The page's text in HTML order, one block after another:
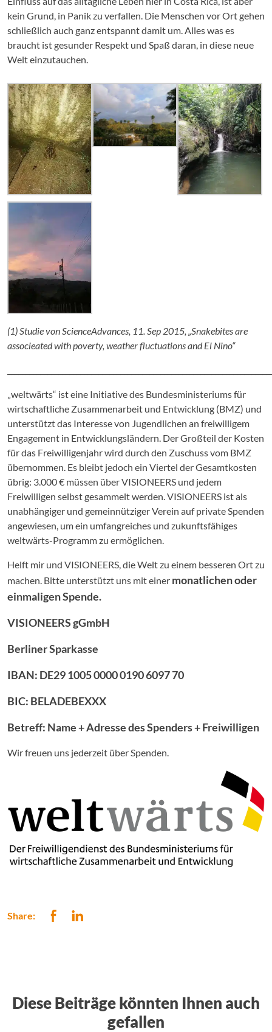
kein Grund, in Panik zu verfallen. Die Menschen vor Ort gehen
schließlich auch ganz entspannt damit um. Alles was es
braucht ist gesunder Respekt und Spaß daran, in diese neue
Welt einzutauchen.
(1) Studie von ScienceAdvances, 11. Sep 2015, „Snakebites are
associeated with poverty, weather fluctuations and El Nino“
„weltwärts“ ist eine Initiative des Bundesministeriums für
wirtschaftliche Zusammenarbeit und Entwicklung (BMZ) und
unterstützt das Interesse von Jugendlichen an freiwilligem
Engagement in Entwicklungsländern. Der Großteil der Kosten
für das Freiwilligenjahr wird durch den Zuschuss vom BMZ
übernommen. Es bleibt jedoch ein Viertel der Gesamtkosten
übrig: 3.000 € müssen über VISIONEERS und jedem
Freiwilligen selbst gesammelt werden. VISIONEERS ist als
unabhängiger und gemeinnütziger Verein auf private Spenden
angewiesen, um ein umfangreiches und zukunftsfähiges
weltwärts-Programm zu ermöglichen.
Helft mir und VISIONEERS, die Welt zu einem besseren Ort zu
machen. Bitte unterstützt uns mit einer monatlichen oder
einmaligen Spende.
VISIONEERS gGmbH
Berliner Sparkasse
IBAN: DE29 1005 0000 0190 6097 70
BIC: BELADEBEXXX
Betreff: Name + Adresse des Spenders + Freiwilligen
Wir freuen uns jederzeit über Spenden.
Share:
Diese Beiträge könnten Ihnen auch
gefallen